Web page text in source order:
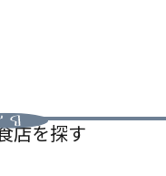
店を探す